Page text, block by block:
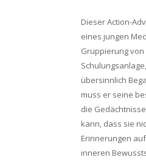
Dieser Action-
eines jungen
Gruppierung
übersinnlich
muss er seine
die
kann, dass sie
Erinnerungen
inneren